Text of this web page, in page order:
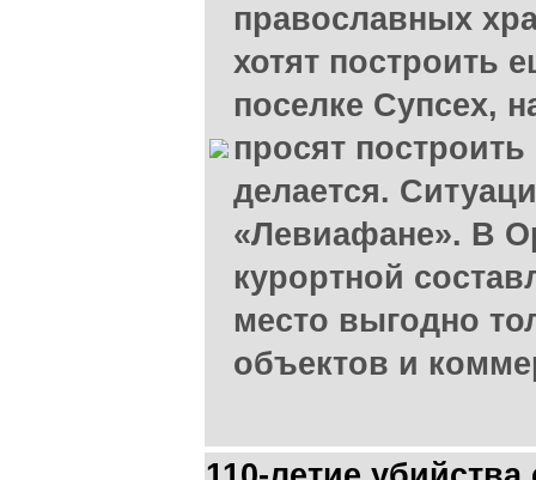
православных
хотят построить
поселке Супсех,
просят
делается.
«Левиафане». В
курортной
место выгодно
объектов и